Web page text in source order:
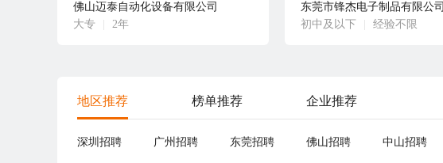
佛山迈泰自动化设备有限公司
大专
2年
东莞市锋杰电子制品有限公司
初中及以下
经验不限
地区推荐 榜单推荐 企业推荐
深圳招聘 广州招聘 东莞招聘 佛山招聘 中山招聘